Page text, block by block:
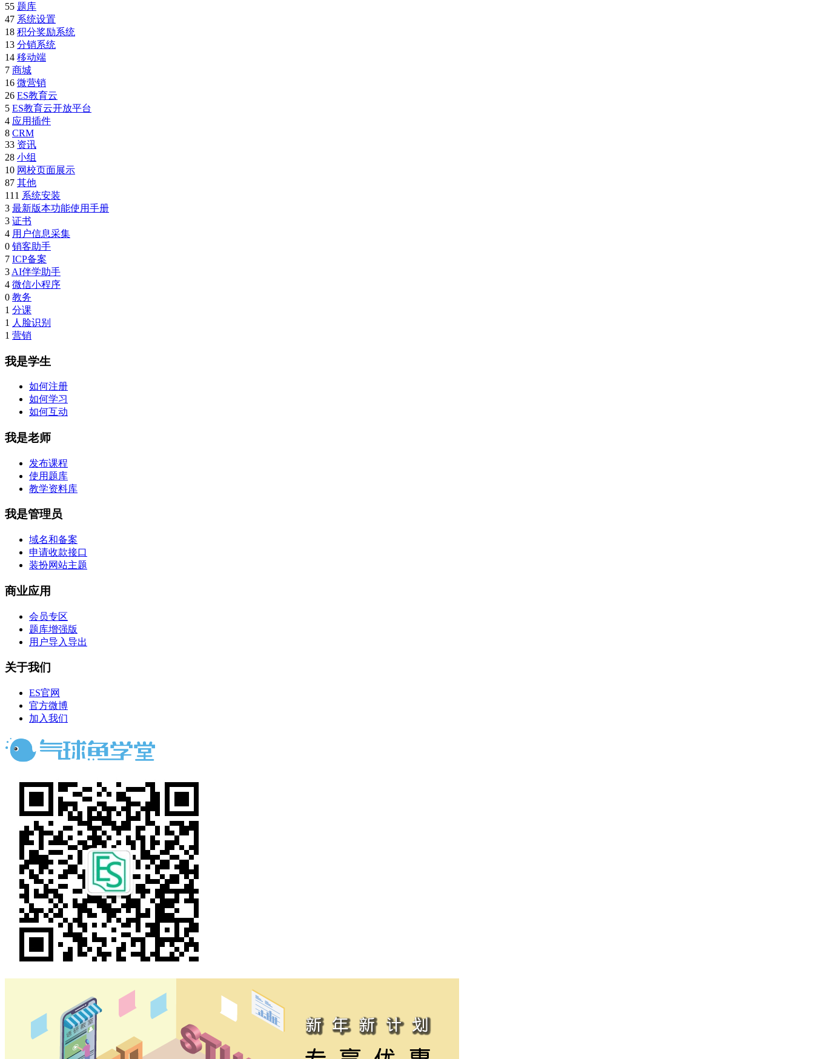
55 题库
47 系统设置
18 积分奖励系统
13 分销系统
14 移动端
7 商城
16 微营销
26 ES教育云
5 ES教育云开放平台
4 应用插件
8 CRM
33 资讯
28 小组
10 网校页面展示
87 其他
111 系统安装
3 最新版本功能使用手册
3 证书
4 用户信息采集
0 销客助手
7 ICP备案
3 AI伴学助手
4 微信小程序
0 教务
1 分课
1 人脸识别
1 营销
我是学生
如何注册
如何学习
如何互动
我是老师
发布课程
使用题库
教学资料库
我是管理员
域名和备案
申请收款接口
装扮网站主题
商业应用
会员专区
题库增强版
用户导入导出
关于我们
ES官网
官方微博
加入我们